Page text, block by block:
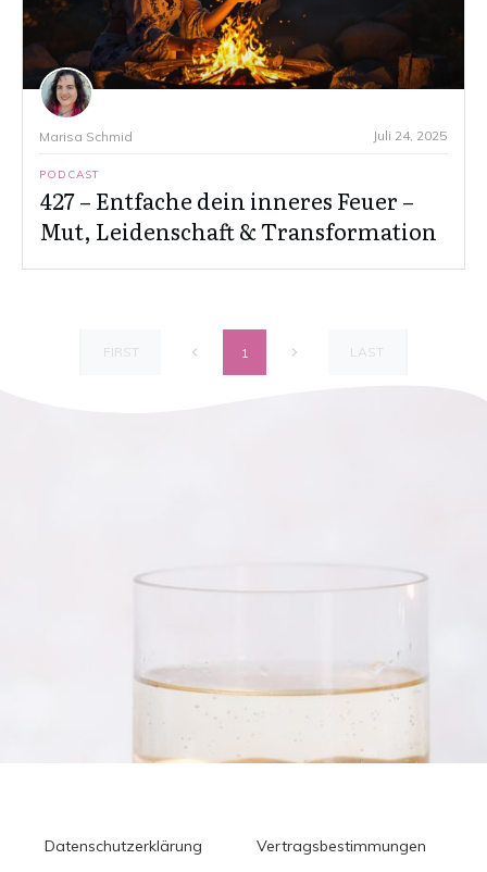
Marisa Schmid Juli 24, 2025
PODCAST
427 – Entfache dein inneres Feuer –
Mut, Leidenschaft & Transformation
FIRST 1 LAST
Datenschutzerklärung
Vertragsbestimmungen